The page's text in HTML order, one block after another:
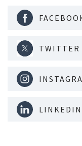
TWITTER
LINKEDIN